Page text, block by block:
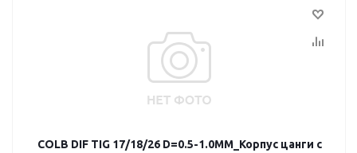
COLB DIF TIG 17/18/26 D=0.5-1.0MM_Корпус цанги с